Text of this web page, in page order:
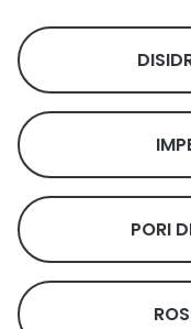
PORI